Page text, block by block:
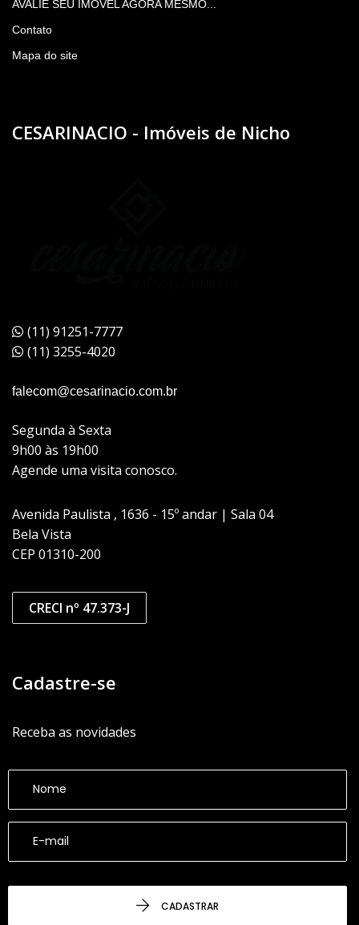
AVALIE SEU IMÓVEL AGORA MESMO...
Contato
Mapa do site
CESARINACIO - Imóveis de Nicho
(11) 91251-7777
(11) 3255-4020
falecom@cesarinacio.com.br
Segunda à Sexta
9h00 às 19h00
Agende uma visita conosco.
Avenida Paulista , 1636 - 15º andar | Sala 04
Bela Vista
CEP 01310-200
CRECI nº 47.373-J
Cadastre-se
Receba as novidades
CADASTRAR